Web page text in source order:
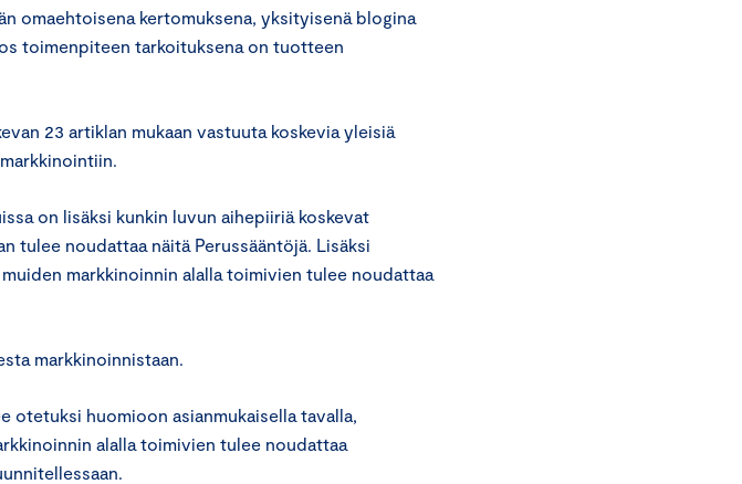
omaehtoisena kertomuksena, yksityisenä blogina
toimenpiteen tarkoituksena on tuotteen
23 artiklan mukaan vastuuta koskevia yleisiä
on lisäksi kunkin luvun aihepiiriä koskevat
tulee noudattaa näitä Perussääntöjä. Lisäksi
markkinoinnin alalla toimivien tulee noudattaa
markkinoinnistaan.
otetuksi huomioon asianmukaisella tavalla,
alalla toimivien tulee noudattaa